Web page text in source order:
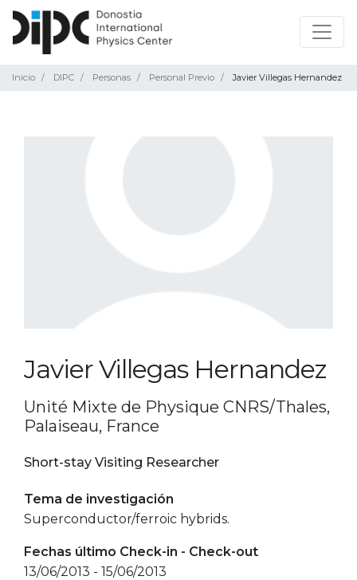
Inicio DIPC Personas Personal Previo Javier Villegas Hernandez
Javier Villegas Hernandez
Unité Mixte de Physique CNRS/Thales,
Palaiseau, France
Short-stay Visiting Researcher
Tema de investigación
Superconductor/ferroic hybrids.
Fechas último Check-in - Check-out
13/06/2013 - 15/06/2013